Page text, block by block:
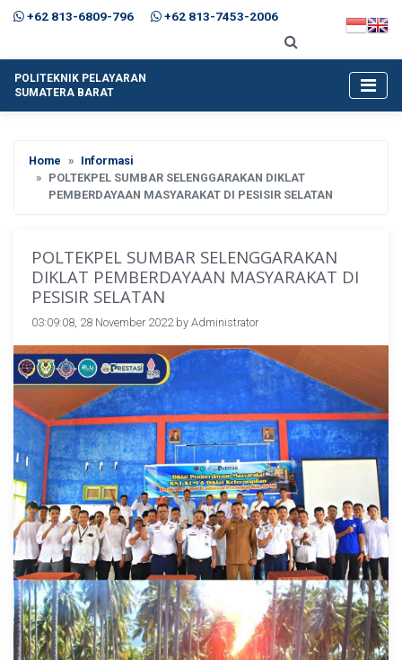
+62 813-6809-796 +62 813-7453-2006
POLITEKNIK PELAYARAN
SUMATERA BARAT
Home
Informasi
POLTEKPEL SUMBAR SELENGGARAKAN DIKLAT
PEMBERDAYAAN MASYARAKAT DI PESISIR SELATAN
POLTEKPEL SUMBAR SELENGGARAKAN
DIKLAT PEMBERDAYAAN MASYARAKAT DI
PESISIR SELATAN
03:09:08, 28 November 2022 by Administrator